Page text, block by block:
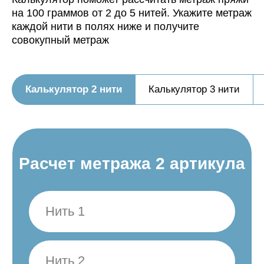
на 100 граммов от 2 до 5 нитей. Укажите метраж
каждой нити в полях ниже и получите
совокупный метраж
Калькулятор 2 нити Калькулятор 3 нити
Нить, собранная из 4 нитей
будет иметь метраж:
Нить, собранная из 5 нитей